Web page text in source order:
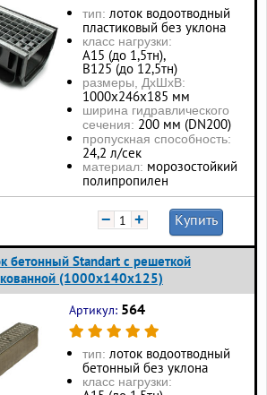
тип: лоток водоотводный
пластиковый без уклона
класс нагрузки:
А15 (до 1,5тн),
В125 (до 12,5тн)
размеры, ДхШхВ:
1000х246х185 мм
ширина гидравлического
сечения: 200 мм (DN200)
пропускная способность:
24,2 л/сек
материал: морозостойкий
полипропилен
− + Купить
бетонный Standart с решеткой
(1000x140x125)
Артикул: 564
тип: лоток водоотводный
бетонный без уклона
класс нагрузки: